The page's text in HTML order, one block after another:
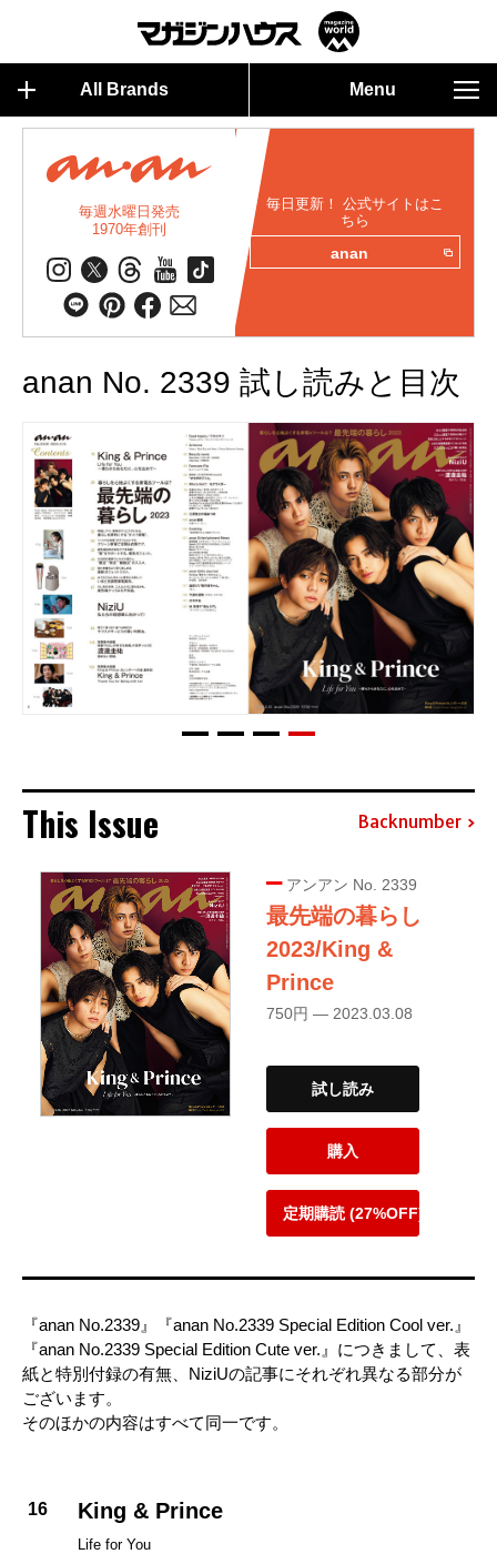
All Brands Menu
毎週水曜日発売
1970年創刊
毎日更新！ 公式サイトはこ
ちら
anan
anan No. 2339 試し読みと目次
This Issue Backnumber
アンアン No. 2339
最先端の暮らし
2023/King &
Prince
750円 — 2023.03.08
試し読み
購入
定期購読 (27%OFF)
『anan No.2339』『anan No.2339 Special Edition Cool ver.』
『anan No.2339 Special Edition Cute ver.』につきまして、表
紙と特別付録の有無、NiziUの記事にそれぞれ異なる部分が
ございます。
そのほかの内容はすべて同一です。
16 King & Prince
Life for You